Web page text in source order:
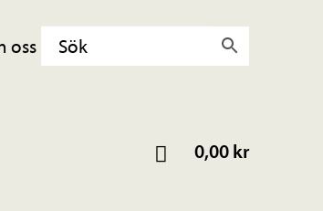
oss
0,00kr